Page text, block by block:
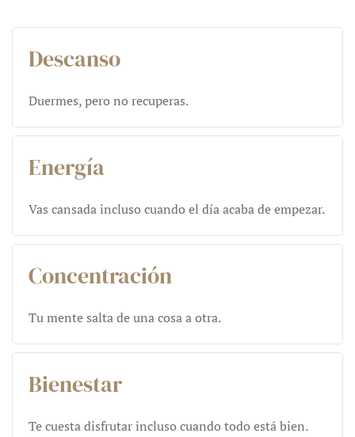
Descanso
Duermes, pero no recuperas.
Energía
Vas cansada incluso cuando el día acaba de empezar.
Concentración
Tu mente salta de una cosa a otra.
Bienestar
Te cuesta disfrutar incluso cuando todo está bien.